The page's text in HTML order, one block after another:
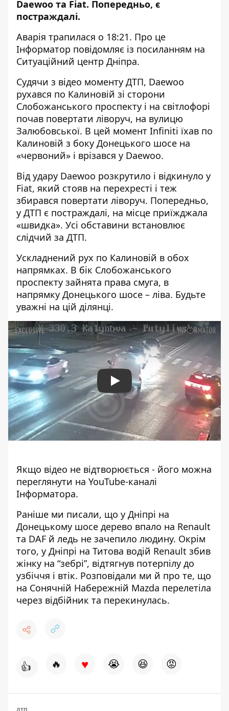
Daewoo та Fiat. Попередньо, є
постраждалі.
Аварія трапилася о 18:21. Про це
Інформатор повідомляє із посиланням на
Ситуаційний центр Дніпра.
Судячи з відео моменту ДТП, Daewoo
рухався по Калиновій зі сторони
Слобожанського проспекту і на світлофорі
почав повертати ліворуч, на вулицю
Залюбовської. В цей момент Infiniti їхав по
Калиновій з боку Донецького шосе на
«червоний» і врізався у Daewoo.
Від удару Daewoo розкрутило і відкинуло у
Fiat, який стояв на перехресті і теж
збирався повертати ліворуч. Попередньо,
у ДТП є постраждалі, на місце приїжджала
«швидка». Усі обставини встановлює
слідчий за ДТП.
Ускладнений рух по Калиновій в обох
напрямках. В бік Слобожанського
проспекту зайнята права смуга, в
напрямку Донецького шосе – ліва. Будьте
уважні на цій ділянці.
Play
Якщо відео не відтворюється - його можна
переглянути на YouTube-каналі
Інформатора.
Раніше ми писали, що у Дніпрі на
Донецькому шосе дерево впало на Renault
та DAF й ледь не зачепило людину. Окрім
того, у Дніпрі на Титова водій Renault збив
жінку на “зебрі”, відтягнув потерпілу до
узбіччя і втік. Розповідали ми й про те, що
на Сонячній Набережній Mazda перелетіла
через відбійник та перекинулась.
👍 🔥 ♥ 😭 😆 😡